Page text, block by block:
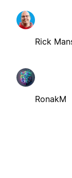
Rick
RonakM